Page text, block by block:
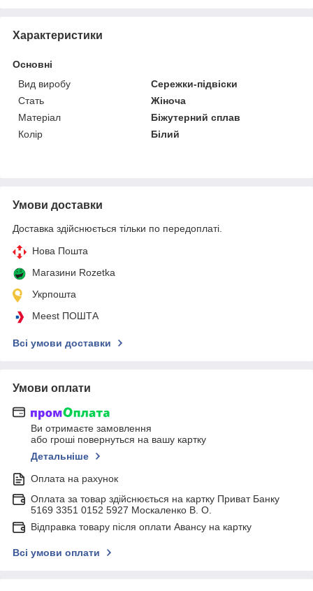
Характеристики
Основні
Вид виробу
Сережки-підвіски
Стать
Жіноча
Матеріал
Біжутерний сплав
Колір
Білий
Умови доставки
Доставка здійснюється тільки по передоплаті.
Нова Пошта
Магазини Rozetka
Укрпошта
Meest ПОШТА
Всі умови доставки
Умови оплати
Ви отримаєте замовлення
або гроші повернуться на вашу картку
Детальніше
Оплата на рахунок
Оплата за товар здійснюється на картку Приват Банку
5169 3351 0152 5927 Москаленко В. О.
Відправка товару після оплати Авансу на картку
Всі умови оплати